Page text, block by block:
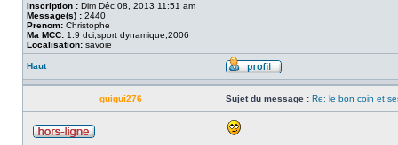
Inscription : Dim Déc 08, 2013 11:51 am
Message(s) : 2440
Prenom: Christophe
Ma MCC: 1.9 dci,sport dynamique,2006
Localisation: savoie
Haut
guigui276 Sujet du message : Re: le bon coin et